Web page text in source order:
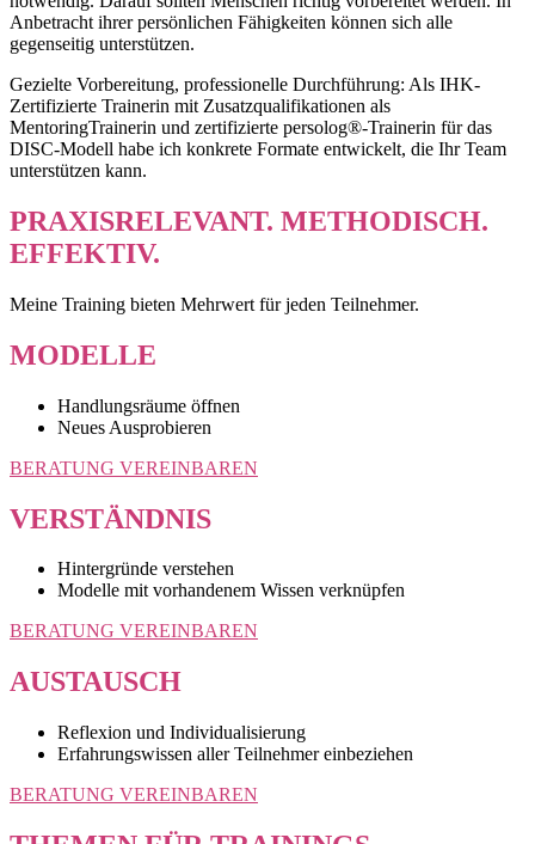
Anbetracht ihrer persönlichen Fähigkeiten können sich alle
gegenseitig unterstützen.
Gezielte Vorbereitung, professionelle Durchführung: Als IHK-
Zertifizierte Trainerin mit Zusatzqualifikationen als
MentoringTrainerin und zertifizierte persolog®-Trainerin für das
DISC-Modell habe ich konkrete Formate entwickelt, die Ihr Team
unterstützen kann.
PRAXISRELEVANT. METHODISCH.
EFFEKTIV.
Meine Training bieten Mehrwert für jeden Teilnehmer.
MODELLE
Handlungsräume öffnen
Neues Ausprobieren
BERATUNG VEREINBAREN
VERSTÄNDNIS
Hintergründe verstehen
Modelle mit vorhandenem Wissen verknüpfen
BERATUNG VEREINBAREN
AUSTAUSCH
Reflexion und Individualisierung
Erfahrungswissen aller Teilnehmer einbeziehen
BERATUNG VEREINBAREN